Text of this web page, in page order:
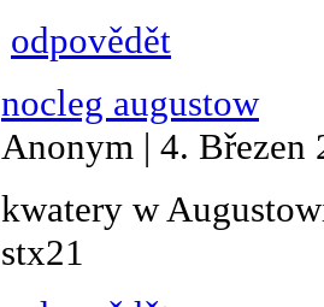
odpovědět
nocleg augustow
Anonym | 4. Březen
kwatery w
stx21